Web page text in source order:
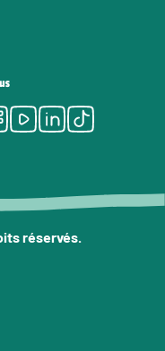
Youtube
LinkedIn
Tiktok
réservés.